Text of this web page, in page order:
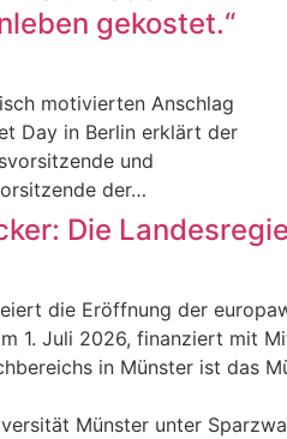
gekostet.“
motivierten Anschlag
Day in Berlin erklärt der
und
der…
Die
die Eröffnung der
1. Juli 2026, finanziert mit
in Münster ist das
Münster unter